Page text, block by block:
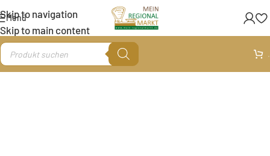
Skip to navigation
Skip to main content
Menü
.